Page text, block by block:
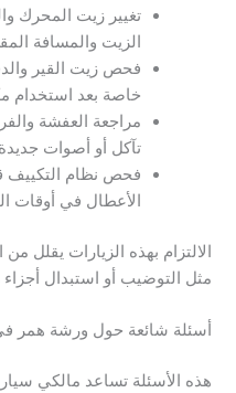
تغيير زيت المحرك
الزيت والمسافة
فحص زيت القير
خاصة بعد استخدام
مراجعة العفشة
تآكل أو أصوات
فحص نظام التكييف
الأعطال في أوقات
الالتزام بهذه الزيارات يقلل
مثل التوضيب أو استبدال
أسئلة شائعة حول ورشة همر
هذه الأسئلة تساعد مالكي